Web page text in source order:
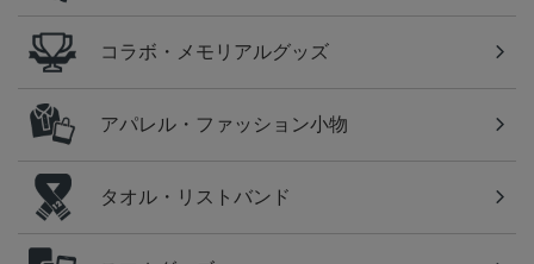
コラボ・メモリアルグッズ
アパレル・ファッション小物
タオル・リストバンド